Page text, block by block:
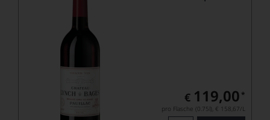
€ 119,00 *
pro Flasche (0.75l), € 158,67/L